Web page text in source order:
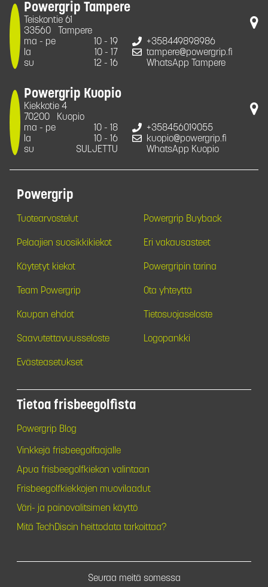
Powergrip Tampere
Teiskontie 61
33560
Tampere
ma - pe
10 - 19
la
10 - 17
su
12 - 16
+358449898986
tampere@powergrip.fi
WhatsApp Tampere
Powergrip Kuopio
Kiekkotie 4
70200
Kuopio
ma - pe
10 - 18
la
10 - 16
su
SULJETTU
+358456019055
kuopio@powergrip.fi
WhatsApp Kuopio
Powergrip
Tuotearvostelut Powergrip Buyback
Pelaajien suosikkikiekot Eri vakausasteet
Käytetyt kiekot Powergripin tarina
Team Powergrip Ota yhteyttä
Kaupan ehdot Tietosuojaseloste
Saavutettavuusseloste Logopankki
Evästeasetukset
Tietoa frisbeegolfista
Powergrip Blog
Vinkkejä frisbeegolfaajalle
Apua frisbeegolfkiekon valintaan
Frisbeegolfkiekkojen muovilaadut
Väri- ja painovalitsimen käyttö
Mitä TechDiscin heittodata tarkoittaa?
Seuraa meitä somessa